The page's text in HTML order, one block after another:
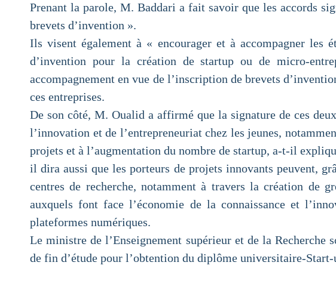
Prenant la parole, M. Baddari a fait savoir que les accords
brevets d’invention ».
Ils visent également à « encourager et à accompagner les
d’invention pour la création de startup ou de micro-
accompagnement en vue de l’inscription de brevets
ces entreprises.
De son côté, M. Oualid a affirmé que la signature de ces
l’innovation et de l’entrepreneuriat chez les jeunes,
projets et à l’augmentation du nombre de startup, a-t-il
il dira aussi que les porteurs de projets innovants peuvent,
centres de recherche, notamment à travers la création de
auxquels font face l’économie de la connaissance et
plateformes numériques.
Le ministre de l’Enseignement supérieur et de la
de fin d’étude pour l’obtention du diplôme universitaire-